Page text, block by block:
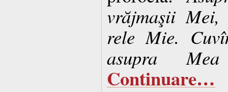
vrăjmaşii Mei,
rele Mie.
asupra Mea
Continuare…